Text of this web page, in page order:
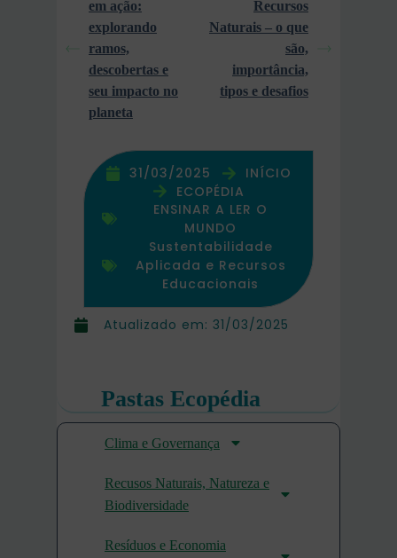
Atualizado em: 31/03/2025
em ação:
explorando
ramos,
descobertas e
seu impacto no
planeta
Recursos
Naturais – o que
são,
importância,
tipos e desafios
31/03/2025
INÍCIO
ECOPÉDIA
ENSINAR A LER O
MUNDO
Sustentabilidade
Aplicada e Recursos
Educacionais
Pastas Ecopédia
Clima e Governança
Recusos Naturais, Natureza e
Biodiversidade
Resíduos e Economia